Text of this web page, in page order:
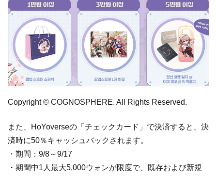
Copyright © COGNOSPHERE. All Rights Reserved.
また、HoYoverseの「チェックカード」で決済すると、決
済時に50％キャッシュバックされます。
・期間：9/8～9/17
・期間中1人最大5,000ウォンが限度で、既存および新規